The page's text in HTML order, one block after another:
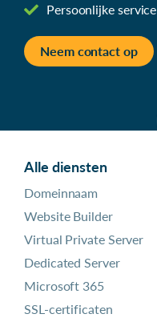
Persoonlijke service
Neem contact op
Alle diensten
Domeinnaam
Website Builder
Virtual Private Server
Dedicated Server
Microsoft 365
SSL-certificaten